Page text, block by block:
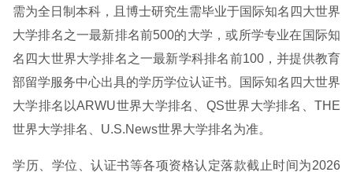
需为全日制本科，且博士研究生需毕业于国际知名四大世界
大学排名之一最新排名前500的大学，或所学专业在国际知
名四大世界大学排名之一最新学科排名前100，并提供教育
部留学服务中心出具的学历学位认证书。国际知名四大世界
大学排名以ARWU世界大学排名、QS世界大学排名、THE
世界大学排名、U.S.News世界大学排名为准。
学历、学位、认证书等各项资格认定落款截止时间为2026